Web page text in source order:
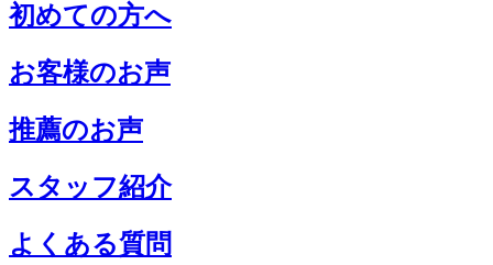
初めての方へ
お客様のお声
推薦のお声
スタッフ紹介
よくある質問